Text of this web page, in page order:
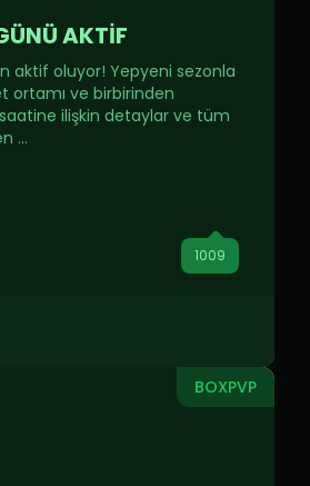
AKTİF
aktif oluyor! Yepyeni sezonla
ortamı ve birbirinden
saatine ilişkin detaylar ve tüm
...
1009
BOXPVP